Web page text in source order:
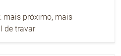
mais próximo, mais
de travar